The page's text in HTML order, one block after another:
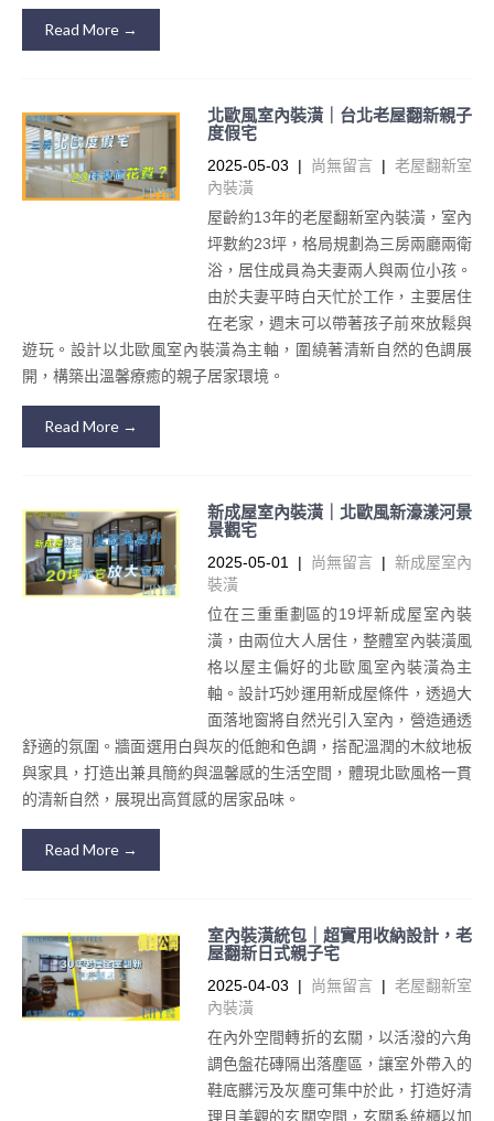
Read More →
北歐風室內裝潢｜台北老屋翻新親子
度假宅
2025-05-03 | 尚無留言 | 老屋翻新室
內裝潢
屋齡約13年的老屋翻新室內裝潢，室內
坪數約23坪，格局規劃為三房兩廳兩衛
浴，居住成員為夫妻兩人與兩位小孩。
由於夫妻平時白天忙於工作，主要居住
在老家，週末可以帶著孩子前來放鬆與
遊玩。設計以北歐風室內裝潢為主軸，圍繞著清新自然的色調展
開，構築出溫馨療癒的親子居家環境。
Read More →
新成屋室內裝潢｜北歐風新濠漾河景
景觀宅
2025-05-01 | 尚無留言 | 新成屋室內
裝潢
位在三重重劃區的19坪新成屋室內裝
潢，由兩位大人居住，整體室內裝潢風
格以屋主偏好的北歐風室內裝潢為主
軸。設計巧妙運用新成屋條件，透過大
面落地窗將自然光引入室內，營造通透
舒適的氛圍。牆面選用白與灰的低飽和色調，搭配溫潤的木紋地板
與家具，打造出兼具簡約與溫馨感的生活空間，體現北歐風格一貫
的清新自然，展現出高質感的居家品味。
Read More →
室內裝潢統包｜超實用收納設計，老
屋翻新日式親子宅
2025-04-03 | 尚無留言 | 老屋翻新室
內裝潢
在內外空間轉折的玄關，以活潑的六角
調色盤花磚隔出落塵區，讓室外帶入的
鞋底髒污及灰塵可集中於此，打造好清
理且美觀的玄關空間，玄關系統櫃以加